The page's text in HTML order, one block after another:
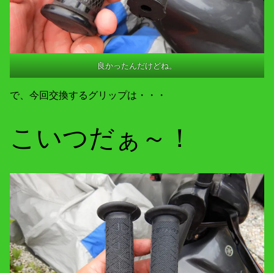
良かったんだけどね。
で、今回交換するグリップは・・・
こいつだぁ～！